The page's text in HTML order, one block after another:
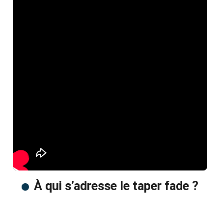
À qui s’adresse le taper fade ?